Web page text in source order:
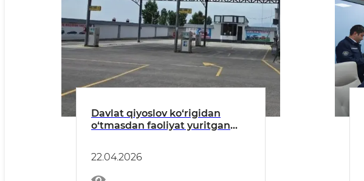
Davlat qiyoslov ko‘rigidan
o‘tmasdan faoliyat yuritgan
22.04.2026